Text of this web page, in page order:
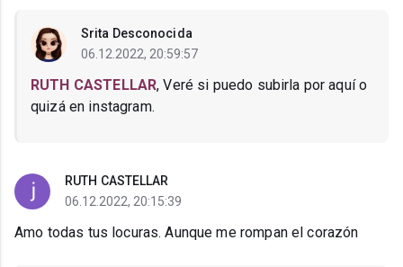
Srita Desconocida
06.12.2022, 20:59:57
RUTH CASTELLAR, Veré si puedo subirla por aquí o
quizá en instagram.
RUTH CASTELLAR
06.12.2022, 20:15:39
Amo todas tus locuras. Aunque me rompan el corazón